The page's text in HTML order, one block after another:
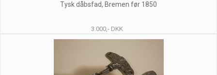
Tysk dåbsfad, Bremen før 1850
3.000,- DKK